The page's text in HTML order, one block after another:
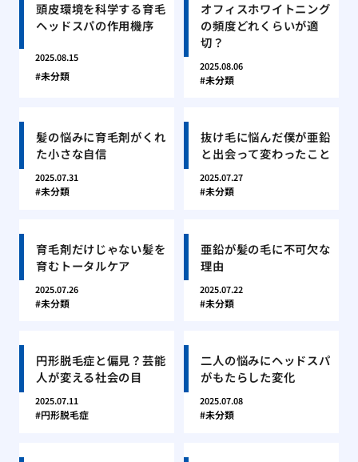
頭皮環境を科学する育毛
ヘッドスパの作用機序
2025.08.15
未分類
オフィスホワイトニング
の頻度どれくらいが適
切？
2025.08.06
未分類
髪の悩みに育毛剤がくれ
た小さな自信
2025.07.31
未分類
抜け毛に悩んだ僕が亜鉛
と出会って変わったこと
2025.07.27
未分類
育毛剤だけじゃない髪を
育むトータルケア
2025.07.26
未分類
亜鉛が髪の毛に不可欠な
理由
2025.07.22
未分類
円形脱毛症と偏見？芸能
人が変える社会の目
2025.07.11
円形脱毛症
二人の悩みにヘッドスパ
がもたらした変化
2025.07.08
未分類